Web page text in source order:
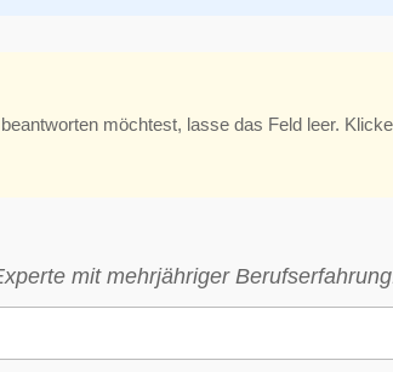
möchtest, lasse das Feld leer.
mit mehrjähriger